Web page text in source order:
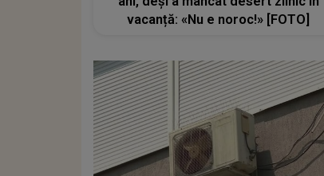
vacanță: «Nu e noroc!» [FOTO]